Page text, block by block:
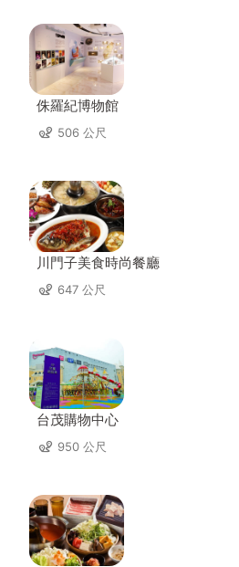
侏羅紀博物館
506 公尺
川門子美食時尚餐廳
647 公尺
台茂購物中心
950 公尺